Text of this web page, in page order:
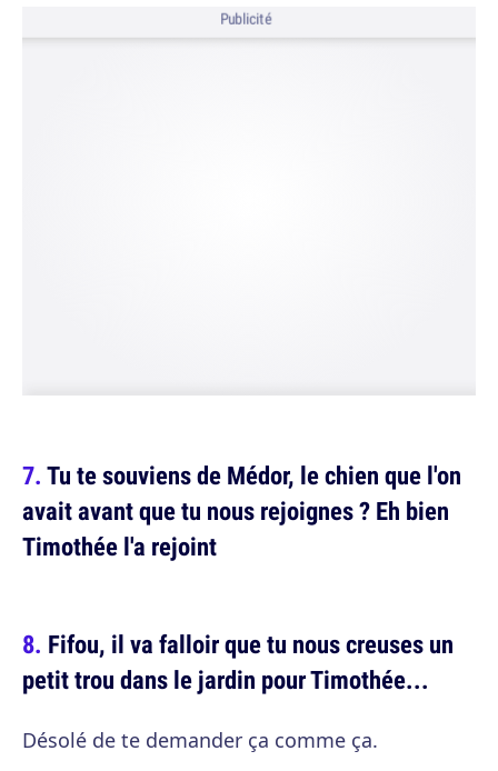
Publicité
Tu te souviens de Médor, le chien que l'on
avait avant que tu nous rejoignes ? Eh bien
Timothée l'a rejoint
Fifou, il va falloir que tu nous creuses un
petit trou dans le jardin pour Timothée...
Désolé de te demander ça comme ça.